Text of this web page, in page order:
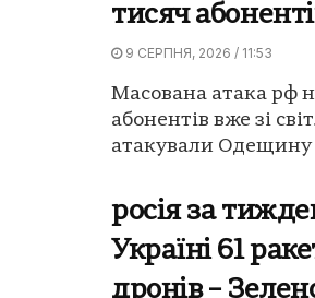
тисяч
9 СЕРПНЯ, 2026 / 11:53
Масована атака рф
абонентів вже зі
атакували Одещину
росія за
Україні 61
дронів –